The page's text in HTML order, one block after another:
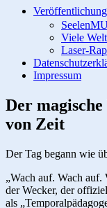
Viele
Laser-
Impressum
Der
von Zeit
Der Tag begann wie
„Wach auf. Wach
der Wecker, der
als